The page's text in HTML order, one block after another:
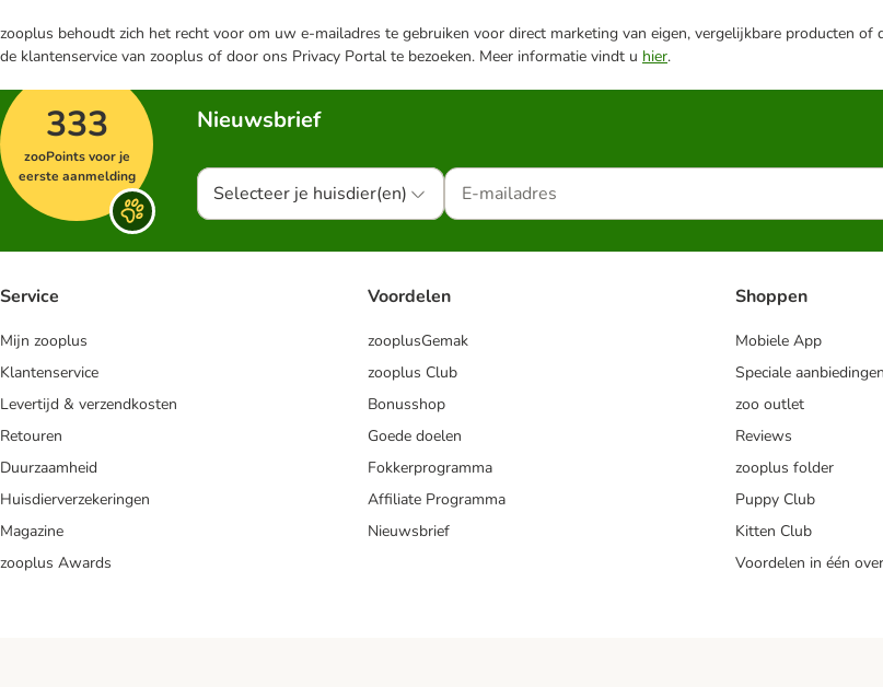
zooplus behoudt zich het recht voor om uw e-mailadres te gebruiken voor direct marketing van eigen, vergelijkbare producten
de klantenservice van zooplus of door ons Privacy Portal te bezoeken. Meer informatie vindt u hier.
333
zooPoints voor je
eerste aanmelding
Nieuwsbrief
Selecteer je huisdier(en)
Service
Mijn zooplus
Klantenservice
Levertijd & verzendkosten
Retouren
Duurzaamheid
Huisdierverzekeringen
Magazine
zooplus Awards
Voordelen
zooplusGemak
zooplus Club
Bonusshop
Goede doelen
Fokkerprogramma
Affiliate Programma
Nieuwsbrief
Shoppen
Mobiele App
Speciale aanbiedingen
zoo outlet
Reviews
zooplus folder
Puppy Club
Kitten Club
Voordelen in één